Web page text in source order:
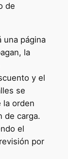
de
una página
la
y el
se
la orden
de carga.
el
por